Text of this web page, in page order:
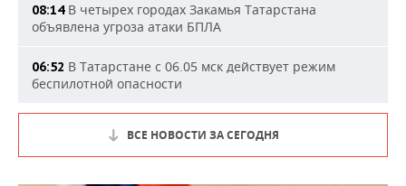
08:14В четырех городах Закамья Татарстана
объявлена угроза атаки БПЛА
06:52 В Татарстане с 06.05 мск действует режим
беспилотной опасности
ВСЕ НОВОСТИ ЗА СЕГОДНЯ